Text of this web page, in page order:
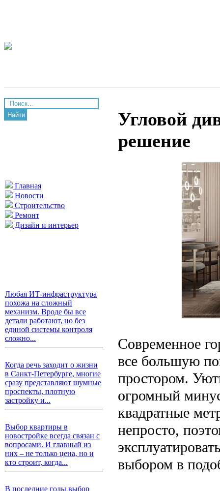
Найти
Главная
Новости
Строительство
Ремонт
Дизайн и интерьер
Любая ИТ-инфраструктура
похожа на сложный
механизм. Вроде бы все
детали работают, но без
единой системы контроля
сложно...
Когда речь заходит о жизни
в Санкт-Петербурге, многие
сразу представляют шумные
проспекты, плотную
застройку и...
Выбор квартиры в
новостройке всегда связан с
вопросами. И главный из
них – не только цена, но и
кто строит, когда...
В последние годы выбор
Угловой
решение
Современное
все большую
простором.
огромный
квадратные
непросто,
выбором в